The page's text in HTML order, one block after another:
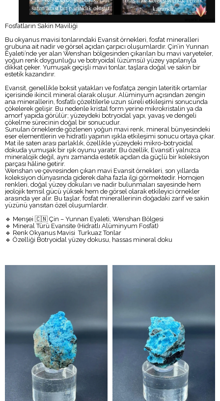
Fosfatların Sakin Maviliği
Bu okyanus mavisi tonlarındaki Evansit örnekleri, fosfat mineralleri
grubuna ait nadir ve görsel açıdan çarpıcı oluşumlardır. Çin’in Yunnan
Eyaleti’nde yer alan Wenshan bölgesinden çıkarılan bu mavi varyeteler,
yoğun renk doygunluğu ve botryoidal (üzümsü) yüzey yapılarıyla
dikkat çeker. Yumuşak geçişli mavi tonlar, taşlara doğal ve sakin bir
estetik kazandırır.
Evansit, genellikle boksit yatakları ve fosfatça zengin lateritik ortamlar
içerisinde ikincil mineral olarak oluşur. Alüminyum açısından zengin
ana minerallerin, fosfatlı çözeltilerle uzun süreli etkileşimi sonucunda
çökelerek gelişir. Bu nedenle kristal form yerine mikrokristalin ya da
amorf yapıda görülür; yüzeydeki botryoidal yapı, yavaş ve dengeli
çökelme sürecinin doğal bir sonucudur.
Sunulan örneklerde gözlenen yoğun mavi renk, mineral bünyesindeki
eser elementlerin ve hidratlı yapının ışıkla etkileşimi sonucu ortaya çıkar.
Mat ile saten arası parlaklık, özellikle yüzeydeki mikro-botryoidal
dokuda yumuşak bir ışık oyunu yaratır. Bu özellik, Evansit’i yalnızca
mineralojik değil, aynı zamanda estetik açıdan da güçlü bir koleksiyon
parçası hâline getirir.
Wenshan ve çevresinden çıkan mavi Evansit örnekleri, son yıllarda
koleksiyon dünyasında giderek daha fazla ilgi görmektedir. Homojen
renkleri, doğal yüzey dokuları ve nadir bulunmaları sayesinde hem
jeolojik temsil gücü yüksek hem de görsel olarak etkileyici örnekler
arasında yer alır. Bu taşlar, fosfat minerallerinin doğadaki zarif ve sakin
yüzünü yansıtan özel oluşumlardır.
🔹 Menşei 🇨🇳 Çin – Yunnan Eyaleti, Wenshan Bölgesi
🔹 Mineral Türü Evansite (Hidratlı Alüminyum Fosfat)
🔹 Renk Okyanus Mavisi Turkuaz Tonlar
🔹 Özelliği Botryoidal yüzey dokusu, hassas mineral doku